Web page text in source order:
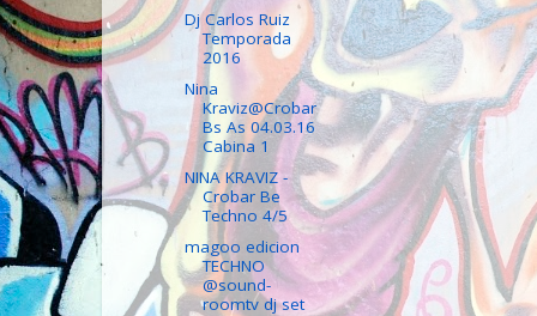
Dj Carlos Ruiz
Temporada
2016
Nina
Kraviz@Crobar
Bs As 04.03.16
Cabina 1
NINA KRAVIZ -
Crobar Be
Techno 4/5
magoo edicion
TECHNO
@sound-
roomtv dj set